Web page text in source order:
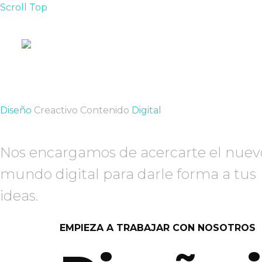
Scroll Top
Diseño Creactivo Contenido Digital
Nos encargamos de acercarte el
mundo digital para darle forma a tus
ideas.
EMPIEZA A TRABAJAR CON NOSOTROS